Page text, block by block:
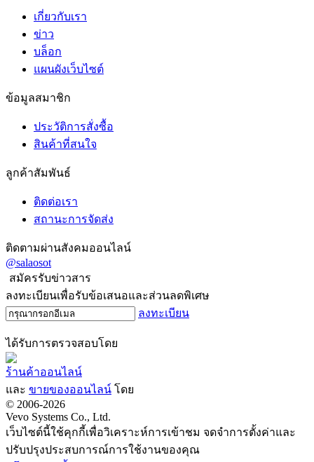
เกี่ยวกับเรา
ข่าว
บล็อก
แผนผังเว็บไซต์
ข้อมูลสมาชิก
ประวัติการสั่งซื้อ
สินค้าที่สนใจ
ลูกค้าสัมพันธ์
ติดต่อเรา
สถานะการจัดส่ง
ติดตามผ่านสังคมออนไลน์
@salaosot
สมัครรับข่าวสาร
ลงทะเบียนเพื่อรับข้อเสนอและส่วนลดพิเศษ
ลงทะเบียน
ได้รับการตรวจสอบโดย
ร้านค้าออนไลน์
และ ขายของออนไลน์ โดย
© 2006-2026
Vevo Systems Co., Ltd.
เว็บไซต์นี้ใช้คุกกี้เพื่อวิเคราะห์การเข้าชม จดจำการตั้งค่าและ
ปรับปรุงประสบการณ์การใช้งานของคุณ